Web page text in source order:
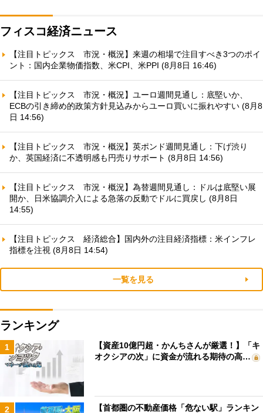
フィスコ経済ニュース
【注目トピックス 市況・概況】来週の相場で注目すべき3つのポイ
ント：国内企業物価指数、米CPI、米PPI (8月8日 16:46)
【注目トピックス 市況・概況】ユーロ週間見通し：底堅いか、
ECBの引き締め的政策方針見込みからユーロ買いに振れやすい (8月8
日 14:56)
【注目トピックス 市況・概況】英ポンド週間見通し：下げ渋り
か、英国経済に不透明感も円売りサポート (8月8日 14:56)
【注目トピックス 市況・概況】為替週間見通し：ドルは底堅い展
開か、日米協調介入による急落の反動でドルに買戻し (8月8日
14:55)
【注目トピックス 経済総合】国内外の注目経済指標：米インフレ
指標を注視 (8月8日 14:54)
一覧を見る
ランキング
1
【資産10億円超・かんちさんが厳選！】「キ
オクシアの次」に資金が流れる期待の高…
2
【首都圏の不動産価格「危ない駅」ランキン